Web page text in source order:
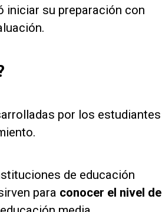
iniciar su preparación con
por los estudiantes
de educación
para conocer el nivel de